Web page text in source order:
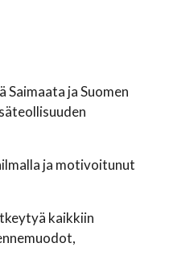
Saimaata ja Suomen
ja motivoitunut
kaikkiin